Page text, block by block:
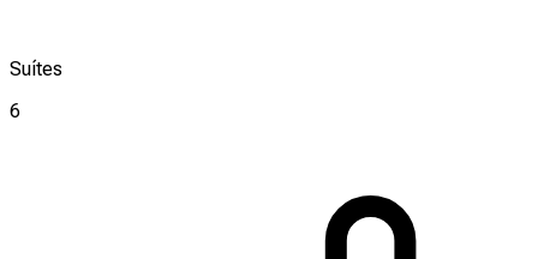
Suítes
6